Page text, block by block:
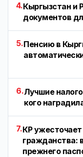
4.Кыргызстан и
документов
5.Пенсию в
6.Лучшие
кого
7.КР
гражданства:
прежнего